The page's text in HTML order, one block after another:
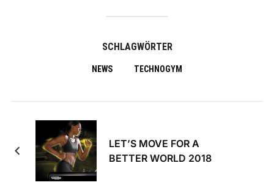
SCHLAGWÖRTER
NEWS TECHNOGYM
LET’S MOVE FOR A
BETTER WORLD 2018